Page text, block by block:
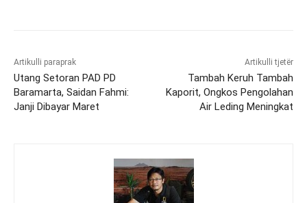
Artikulli paraprak
Utang Setoran PAD PD
Baramarta, Saidan Fahmi:
Janji Dibayar Maret
Artikulli tjetër
Tambah Keruh Tambah
Kaporit, Ongkos Pengolahan
Air Leding Meningkat